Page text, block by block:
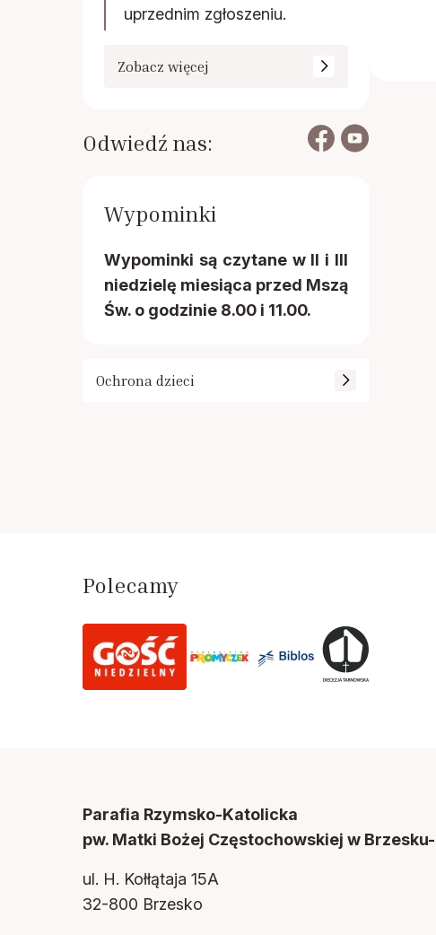
uprzednim zgłoszeniu.
Zobacz więcej
Odwiedź nas:
Wypominki
Wypominki są czytane w II i III
niedzielę miesiąca przed Mszą
Św. o godzinie 8.00 i 11.00.
Ochrona dzieci
Polecamy
Parafia Rzymsko-Katolicka
pw. Matki Bożej Częstochowskiej w
ul. H. Kołłątaja 15A
32-800 Brzesko